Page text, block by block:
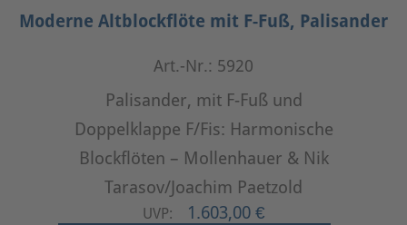
Moderne Altblockflöte mit F-Fuß, Palisander
Art.-Nr.: 5920
Palisander, mit F-Fuß und
Doppelklappe F/Fis: Harmonische
Blockflöten – Mollenhauer & Nik
Tarasov/Joachim Paetzold
UVP: 1.603,00 €